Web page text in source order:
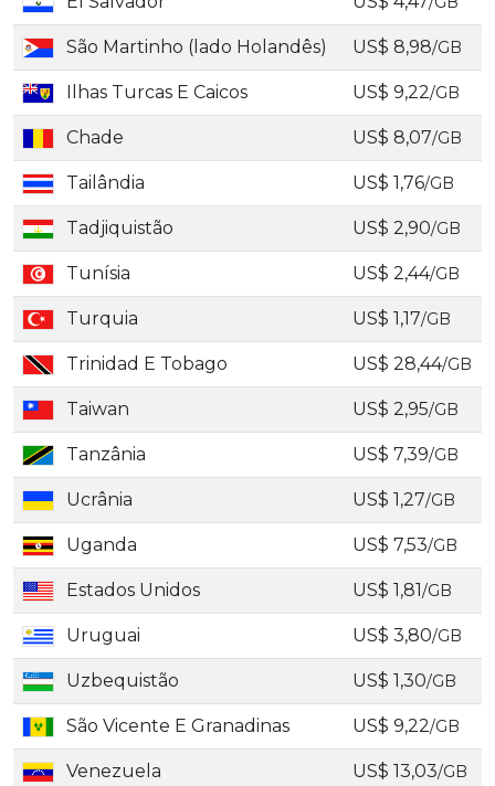
São Martinho (lado Holandês) US$ 8,98/GB
Ilhas Turcas E Caicos US$ 9,22/GB
Chade US$ 8,07/GB
Tailândia US$ 1,76/GB
Tadjiquistão US$ 2,90/GB
Tunísia US$ 2,44/GB
Turquia US$ 1,17/GB
Trinidad E Tobago US$ 28,44/GB
Taiwan US$ 2,95/GB
Tanzânia US$ 7,39/GB
Ucrânia US$ 1,27/GB
Uganda US$ 7,53/GB
Estados Unidos US$ 1,81/GB
Uruguai US$ 3,80/GB
Uzbequistão US$ 1,30/GB
São Vicente E Granadinas US$ 9,22/GB
Venezuela US$ 13,03/GB